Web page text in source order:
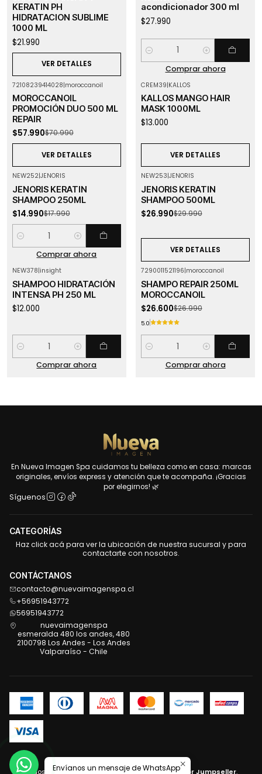
KERATIN PH
HIDRATACION SUBLIME
1000 ML
$21.990
VER DETALLES
acondicionador 300 ml
$27.990
Cantidad
Comprar ahora
Agotado
72108239414028|moroccanoil
MOROCCANOIL
PROMOCIÓN DUO 500 ML
REPAIR
$57.990$70.990
VER DETALLES
CREM39|KALLOS
KALLOS MANGO HAIR
MASK 1000ML
$13.000
VER DETALLES
NEW252|JENORIS
JENORIS KERATIN
SHAMPOO 250ML
$14.990$17.990
Cantidad
Comprar ahora
Agotado
NEW253|JENORIS
JENORIS KERATIN
SHAMPOO 500ML
$26.990$29.990
VER DETALLES
NEW378|insight
SHAMPOO HIDRATACIÓN
INTENSA PH 250 ML
$12.000
Cantidad
Comprar ahora
7290011521196|moroccanoil
SHAMPO REPAIR 250ML
MOROCCANOIL
$26.600$26.990
5.0
Cantidad
Comprar ahora
En Nueva Imagen Spa cuidamos tu belleza como en casa: marcas
originales, envíos express y atención que te acompaña. ¡Gracias
por elegirnos! 🌿
Síguenos
CATEGORÍAS
Haz click acá para ver la ubicación de nuestra sucursal y para
contactarte con nosotros.
CONTÁCTANOS
contacto@nuevaimagenspa.cl
+56951943772
56951943772
nuevaimagenspa
esmeralda 480 los andes, 480
2100798 Los Andes - Los Andes
Valparaíso - Chile
Todos los derechos reservados.Desarrollado por Jumpseller.
Envíanos un mensaje de WhatsApp